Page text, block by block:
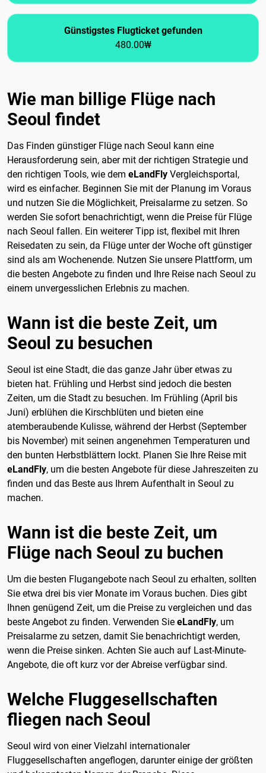
Günstigstes Flugticket gefunden
480.00₩
Wie man billige Flüge nach
Seoul findet
Das Finden günstiger Flüge nach Seoul kann eine
Herausforderung sein, aber mit der richtigen Strategie und
den richtigen Tools, wie dem eLandFly Vergleichsportal,
wird es einfacher. Beginnen Sie mit der Planung im Voraus
und nutzen Sie die Möglichkeit, Preisalarme zu setzen. So
werden Sie sofort benachrichtigt, wenn die Preise für Flüge
nach Seoul fallen. Ein weiterer Tipp ist, flexibel mit Ihren
Reisedaten zu sein, da Flüge unter der Woche oft günstiger
sind als am Wochenende. Nutzen Sie unsere Plattform, um
die besten Angebote zu finden und Ihre Reise nach Seoul zu
einem unvergesslichen Erlebnis zu machen.
Wann ist die beste Zeit, um
Seoul zu besuchen
Seoul ist eine Stadt, die das ganze Jahr über etwas zu
bieten hat. Frühling und Herbst sind jedoch die besten
Zeiten, um die Stadt zu besuchen. Im Frühling (April bis
Juni) erblühen die Kirschblüten und bieten eine
atemberaubende Kulisse, während der Herbst (September
bis November) mit seinen angenehmen Temperaturen und
den bunten Herbstblättern lockt. Planen Sie Ihre Reise mit
eLandFly, um die besten Angebote für diese Jahreszeiten zu
finden und das Beste aus Ihrem Aufenthalt in Seoul zu
machen.
Wann ist die beste Zeit, um
Flüge nach Seoul zu buchen
Um die besten Flugangebote nach Seoul zu erhalten, sollten
Sie etwa drei bis vier Monate im Voraus buchen. Dies gibt
Ihnen genügend Zeit, um die Preise zu vergleichen und das
beste Angebot zu finden. Verwenden Sie eLandFly, um
Preisalarme zu setzen, damit Sie benachrichtigt werden,
wenn die Preise sinken. Achten Sie auch auf Last-Minute-
Angebote, die oft kurz vor der Abreise verfügbar sind.
Welche Fluggesellschaften
fliegen nach Seoul
Seoul wird von einer Vielzahl internationaler
Fluggesellschaften angeflogen, darunter einige der größten